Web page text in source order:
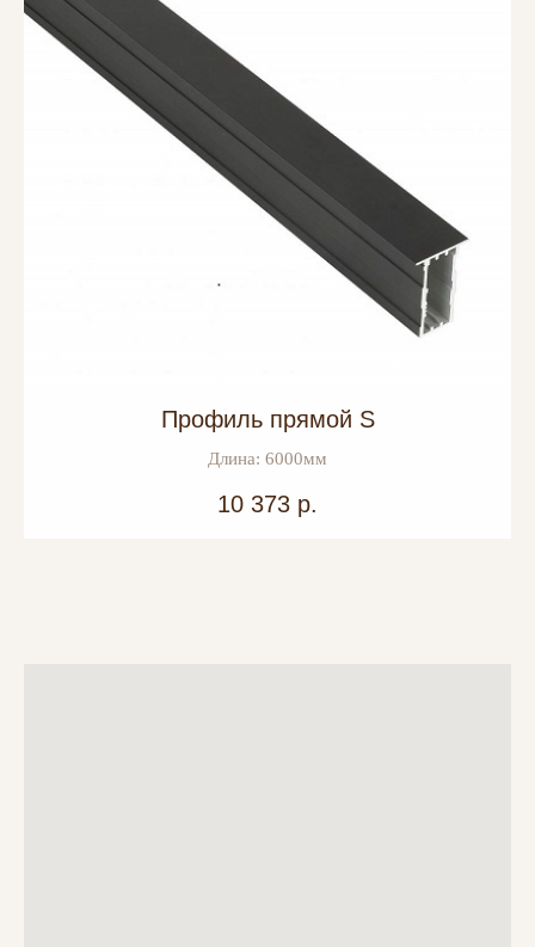
Профиль прямой S
Длина: 6000мм
10 373 р.